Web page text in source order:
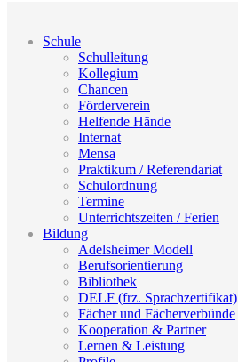
Schule
Schulleitung
Kollegium
Chancen
Förderverein
Helfende Hände
Internat
Mensa
Praktikum / Referendariat
Schulordnung
Termine
Unterrichtszeiten / Ferien
Bildung
Adelsheimer Modell
Berufsorientierung
Bibliothek
DELF (frz. Sprachzertifikat)
Fächer und Fächerverbünde
Kooperation & Partner
Lernen & Leistung